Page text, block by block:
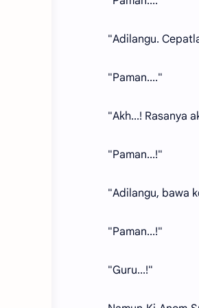
"Adilangu.
"Paman...."
"Akh...! Rasanya
"Paman...!"
"Adilangu, bawa
"Paman...!"
"Guru...!"